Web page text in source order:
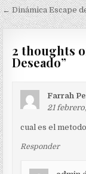
de
entradas
← Dinámica Escape
2 thoughts
Deseado”
Farrah
21
cual es el
Responder